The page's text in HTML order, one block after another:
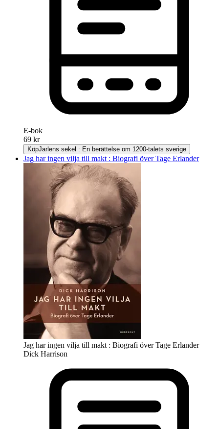
E-bok
69 kr
KöpJarlens sekel : En berättelse om 1200-talets sverige
Jag har ingen vilja till makt : Biografi över Tage Erlander
Jag har ingen vilja till makt : Biografi över Tage Erlander
Dick Harrison